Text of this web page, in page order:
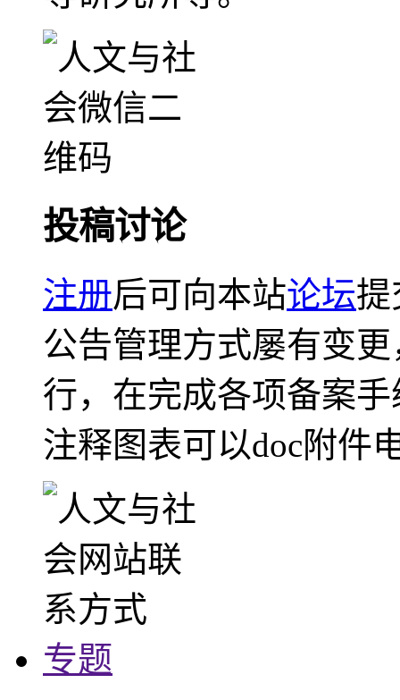
投稿讨论
注册后可向本站论坛提
公告管理方式屡有变
行，在完成各项备案
注释图表可以doc附件
专题